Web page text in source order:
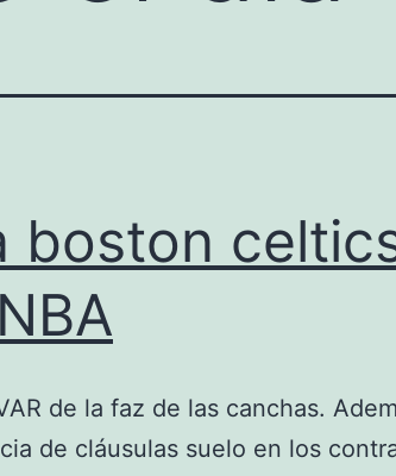
boston
de la faz de las canchas.
de cláusulas suelo en los